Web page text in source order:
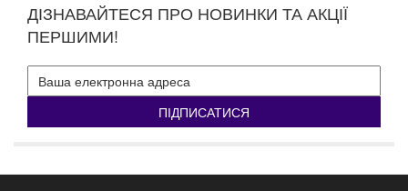
ДІЗНАВАЙТЕСЯ ПРО НОВИНКИ ТА АКЦІЇ
ПЕРШИМИ!
ПІДПИСАТИСЯ